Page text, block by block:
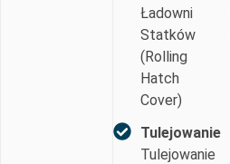
Ładowni
Statków
(Rolling
Hatch
Cover)
Tulejowanie
Tulejowanie